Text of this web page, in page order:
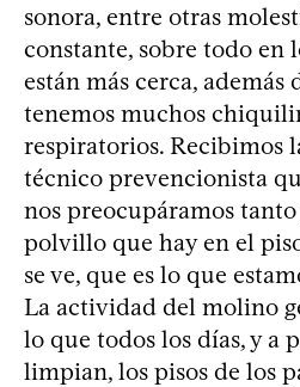
sonora, entre otras
constante, sobre todo en
están más cerca,
tenemos muchos
respiratorios. Recibimos
técnico prevencionista
nos preocupáramos
polvillo que hay en el
se ve, que es lo que
La actividad del molino
lo que todos los días, y a
limpian, los pisos de los